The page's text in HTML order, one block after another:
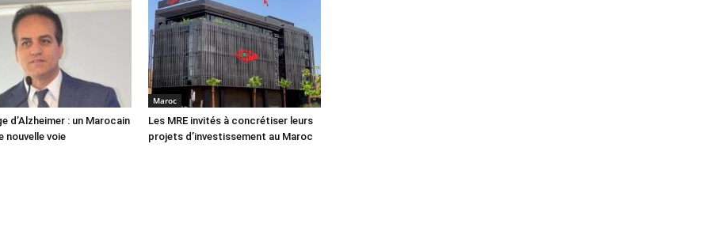
d’Alzheimer : un Marocain
nouvelle voie
Maroc
Les MRE invités à concrétiser leurs
projets d’investissement au Maroc